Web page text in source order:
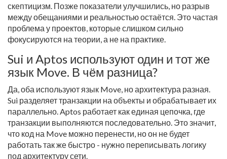
скептицизм. Позже показатели улучшились, но разрыв
между обещаниями и реальностью остаётся. Это частая
проблема у проектов, которые слишком сильно
фокусируются на теории, а не на практике.
Sui и Aptos используют один и тот же
язык Move. В чём разница?
Да, оба используют язык Move, но архитектура разная.
Sui разделяет транзакции на объекты и обрабатывает их
параллельно. Aptos работает как единая цепочка, где
транзакции выполняются последовательно. Это значит,
что код на Move можно перенести, но он не будет
работать так же быстро - нужно переписывать логику
под архитектуру сети.